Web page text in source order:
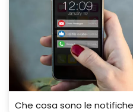
Che cosa sono le